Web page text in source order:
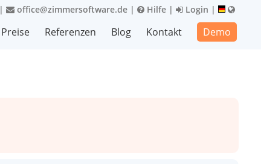
| office@zimmersoftware.de | Hilfe | Login |
Preise Referenzen Blog Kontakt Demo